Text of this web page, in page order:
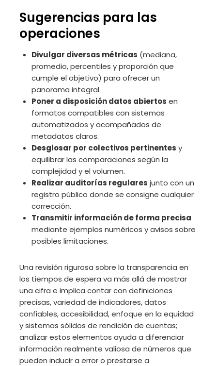
Sugerencias para las
operaciones
Divulgar diversas métricas (mediana,
promedio, percentiles y proporción que
cumple el objetivo) para ofrecer un
panorama integral.
Poner a disposición datos abiertos en
formatos compatibles con sistemas
automatizados y acompañados de
metadatos claros.
Desglosar por colectivos pertinentes y
equilibrar las comparaciones según la
complejidad y el volumen.
Realizar auditorías regulares junto con un
registro público donde se consigne cualquier
corrección.
Transmitir información de forma precisa
mediante ejemplos numéricos y avisos sobre
posibles limitaciones.
Una revisión rigurosa sobre la transparencia en
los tiempos de espera va más allá de mostrar
una cifra e implica contar con definiciones
precisas, variedad de indicadores, datos
confiables, accesibilidad, enfoque en la equidad
y sistemas sólidos de rendición de cuentas;
analizar estos elementos ayuda a diferenciar
información realmente valiosa de números que
pueden inducir a error o prestarse a